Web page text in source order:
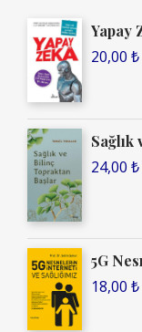
Yapay
20,00 ₺
24,00 ₺
5G
18,00 ₺